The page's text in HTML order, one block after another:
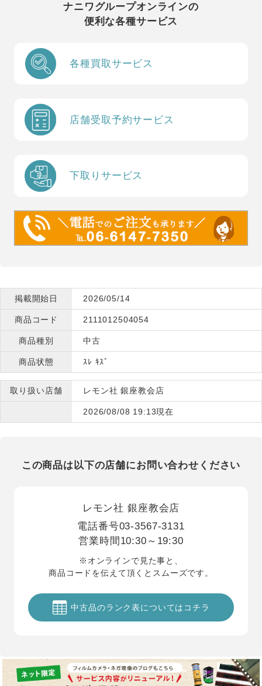
ナニワグループオンラインの
便利な各種サービス
各種買取サービス
店舗受取予約サービス
下取りサービス
掲載開始日 2026/05/14
商品コード 2111012504054
商品種別 中古
商品状態 ｽﾚ ｷｽﾞ
取り扱い店舗 レモン社 銀座教会店
2026/08/08 19:13現在
この商品は以下の店舗にお問い合わせください
レモン社 銀座教会店
電話番号03-3567-3131
営業時間 10:30～19:30
※オンラインで見た事と、
商品コードを伝えて頂くとスムーズです。
中古品のランク表についてはコチラ